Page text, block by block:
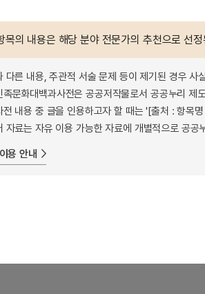
목의 내용은 해당 분야 전문가의 추천으로 선
다른 내용, 주관적 서술 문제 등이 제기된 경우
족문화대백과사전은 공공저작물로서 공공누리 제
전 내용 중 글을 인용하고자 할 때는 '[출처 : 항목
자료는 자유 이용 가능한 자료에 개별적으로 공
용 안내